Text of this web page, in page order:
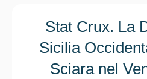
Stat Crux. La
Sicilia
Sciara nel